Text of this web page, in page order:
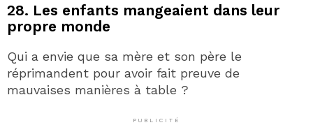
28. Les enfants mangeaient dans leur
propre monde
Qui a envie que sa mère et son père le
réprimandent pour avoir fait preuve de
mauvaises manières à table ?
PUBLICITÉ